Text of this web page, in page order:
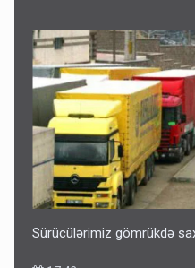
Sürücülərimiz gömrükdə